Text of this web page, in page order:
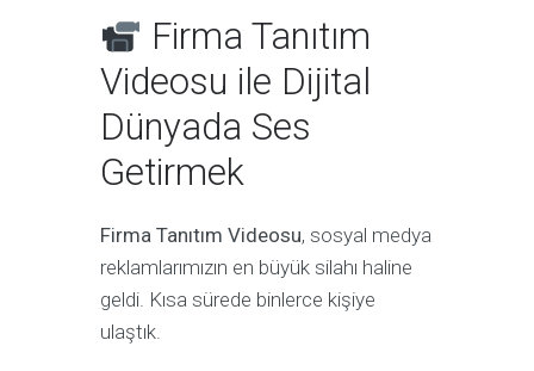
Firma Tanıtım
Videosu ile Dijital
Dünyada Ses
Getirmek
Firma Tanıtım Videosu, sosyal medya
reklamlarımızın en büyük silahı haline
geldi. Kısa sürede binlerce kişiye
ulaştık.